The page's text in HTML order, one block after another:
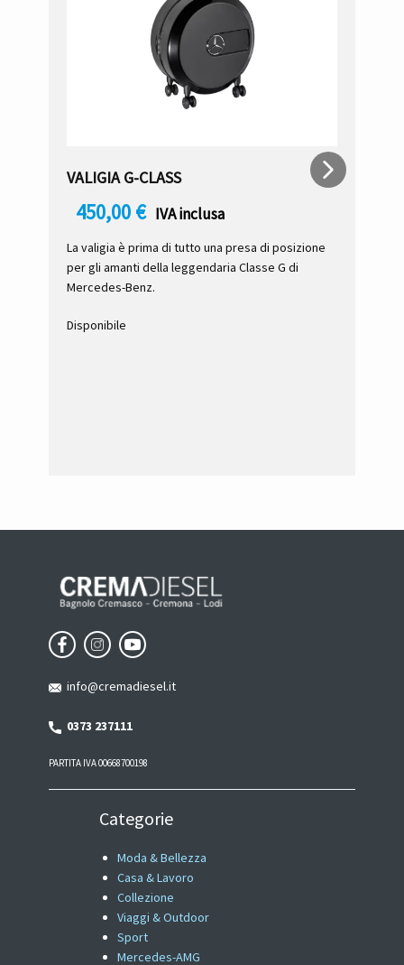
VALIGIA G-CLASS
450,00 € IVA inclusa
La valigia è prima di tutto una presa di posizione
per gli amanti della leggendaria Classe G di
Mercedes-Benz.
Disponibile
info@cremadiesel.it
0373 237111
PARTITA IVA 00668700198
Categorie
Moda & Bellezza
Casa & Lavoro
Collezione
Viaggi & Outdoor
Sport
Mercedes-AMG